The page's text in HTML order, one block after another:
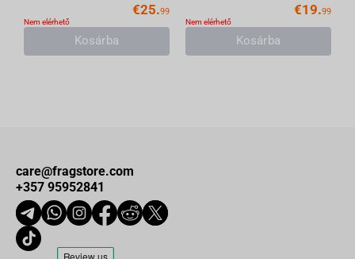
€25.99
Nem elérhető
Kosárba
€19.99
Nem elérhető
Kosárba
care@fragstore.com
+357 95952841